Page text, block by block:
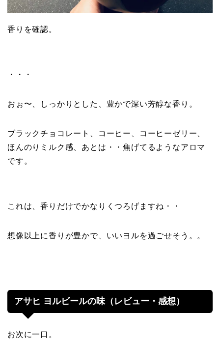
香りを確認。
・・・
おぉ〜、しっかりとした、豊かで深い芳醇な香り。
ブラックチョコレート、コーヒー、コーヒーゼリー、
ほんのりミルク感、あとは・・焦げてるようなアロマ
です。
これは、香りだけでかなりくつろげますね・・
想像以上に香りが豊かで、いいヨルを過ごせそう。。
アサヒ ヨルビールの味（レビュー・感想）
お次に一口。